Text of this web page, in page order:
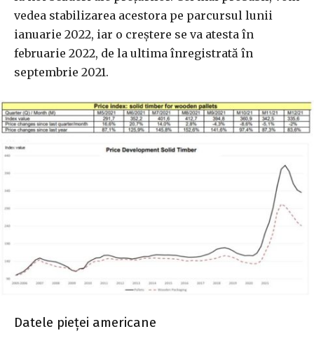
vedea stabilizarea acestora pe parcursul lunii
ianuarie 2022, iar o creștere se va atesta în
februarie 2022, de la ultima înregistrată în
septembrie 2021.
Datele pieței americane